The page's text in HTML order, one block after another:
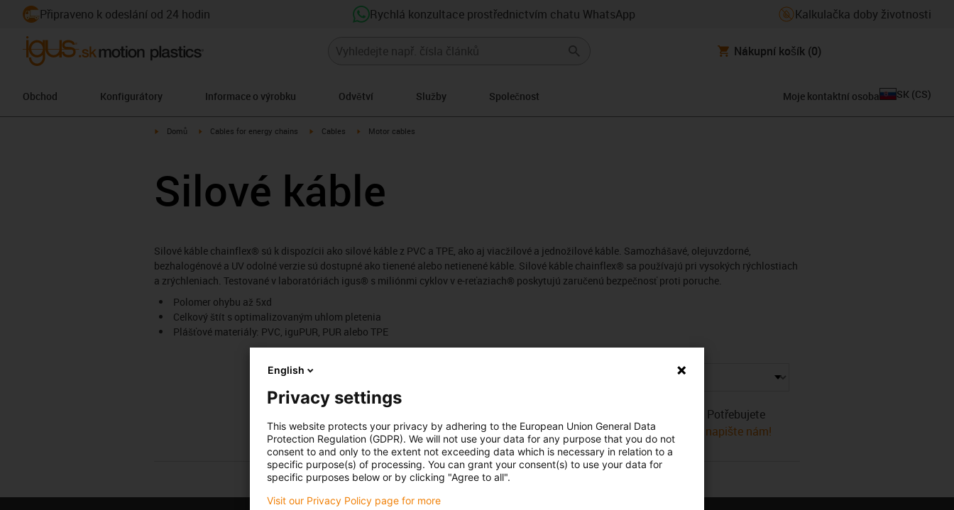
Připraveno k odeslání od 24 hodin Rychlá konzultace prostřednictvím chatu WhatsApp Kalkulačka doby životnosti
Nákupní košík (0)
Obchod Konfigurátory Informace o výrobku Odvětví Služby Společnost Moje kontaktní osoba SK (CS)
igus-icon-arrow-right
Domů igus-icon-arrow-right
Cables for energy chains igus-icon-arrow-right
Cables igus-icon-arrow-right
Motor cables
Silové káble
Silové káble chainflex® sú k dispozícii ako silové káble z PVC a TPE, ako aj viacžilové a jednožilové káble. Samozhášavé, olejuvzdorné,
bezhalogénové a UV odolné verzie sú dostupné ako tienené alebo netienené káble. Silové káble chainflex® sa používajú pri vysokých rýchlostiach
a zrýchleniach. Testované v laboratóriách igus® s miliónmi cyklov v e-reťaziach® poskytujú zaručenú bezpečnosť proti poruche.
Polomer ohybu až 5xd
Celkový štít s optimalizovaným uhlom pletenia
Plášťové materiály: PVC, iguPUR, PUR alebo TPE
Bohužel v současné době nejsou v této kategorii k dispozici žádné produkty. Potřebujete
podporu nebo řešení na míru? LiveChat igus® Vám okamžitě pomůže! Nebo napište nám!
English
Privacy settings
This website protects your privacy by adhering to the European Union General Data
Protection Regulation (GDPR). We will not use your data for any purpose that you do not
consent to and only to the extent not exceeding data which is necessary in relation to a
specific purpose(s) of processing. You can grant your consent(s) to use your data for
specific purposes below or by clicking "Agree to all".
Visit our Privacy Policy page for more